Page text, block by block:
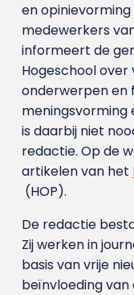
en
medewerkers
informeert de
Hogeschool
onderwerpen en
meningsvorming
is daarbij niet
redactie. Op de
artikelen van het
(HOP).
De redactie
Zij werken in
basis van vrije
beïnvloeding van